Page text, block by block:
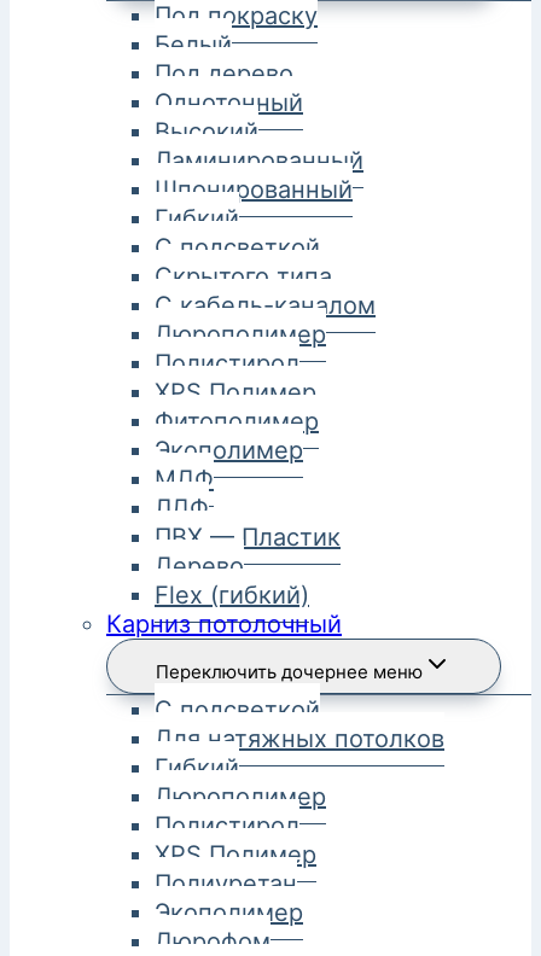
Под покраску
Белый
Под дерево
Однотонный
Высокий
Ламинированный
Шпонированный
Гибкий
С подсветкой
Скрытого типа
С кабель-каналом
Дюрополимер
Полистирол
XPS Полимер
Фитополимер
Экополимер
МДФ
ЛДФ
ПВХ — Пластик
Дерево
Flex (гибкий)
Карниз потолочный
Переключить дочернее меню
С подсветкой
Для натяжных потолков
Гибкий
Дюрополимер
Полистирол
XPS Полимер
Полиуретан
Экополимер
Дюрофом